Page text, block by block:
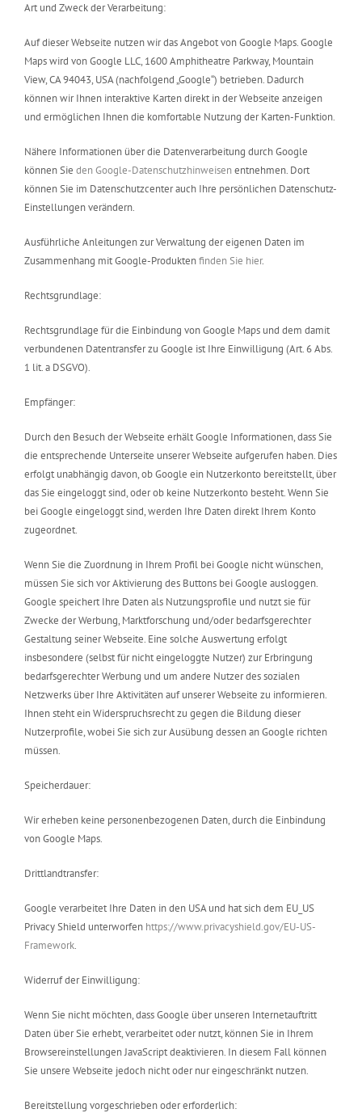
Art und Zweck der Verarbeitung:
Auf dieser Webseite nutzen wir das Angebot von Google Maps. Google
Maps wird von Google LLC, 1600 Amphitheatre Parkway, Mountain
View, CA 94043, USA (nachfolgend „Google“) betrieben. Dadurch
können wir Ihnen interaktive Karten direkt in der Webseite anzeigen
und ermöglichen Ihnen die komfortable Nutzung der Karten-Funktion.
Nähere Informationen über die Datenverarbeitung durch Google
können Sie den Google-Datenschutzhinweisenentnehmen. Dort
können Sie im Datenschutzcenter auch Ihre persönlichen Datenschutz-
Einstellungen verändern.
Ausführliche Anleitungen zur Verwaltung der eigenen Daten im
Zusammenhang mit Google-Produktenfinden Sie hier.
Rechtsgrundlage:
Rechtsgrundlage für die Einbindung von Google Maps und dem damit
verbundenen Datentransfer zu Google ist Ihre Einwilligung (Art. 6 Abs.
1 lit. a DSGVO).
Empfänger:
Durch den Besuch der Webseite erhält Google Informationen, dass Sie
die entsprechende Unterseite unserer Webseite aufgerufen haben. Dies
erfolgt unabhängig davon, ob Google ein Nutzerkonto bereitstellt, über
das Sie eingeloggt sind, oder ob keine Nutzerkonto besteht. Wenn Sie
bei Google eingeloggt sind, werden Ihre Daten direkt Ihrem Konto
zugeordnet.
Wenn Sie die Zuordnung in Ihrem Profil bei Google nicht wünschen,
müssen Sie sich vor Aktivierung des Buttons bei Google ausloggen.
Google speichert Ihre Daten als Nutzungsprofile und nutzt sie für
Zwecke der Werbung, Marktforschung und/oder bedarfsgerechter
Gestaltung seiner Webseite. Eine solche Auswertung erfolgt
insbesondere (selbst für nicht eingeloggte Nutzer) zur Erbringung
bedarfsgerechter Werbung und um andere Nutzer des sozialen
Netzwerks über Ihre Aktivitäten auf unserer Webseite zu informieren.
Ihnen steht ein Widerspruchsrecht zu gegen die Bildung dieser
Nutzerprofile, wobei Sie sich zur Ausübung dessen an Google richten
müssen.
Speicherdauer:
Wir erheben keine personenbezogenen Daten, durch die Einbindung
von Google Maps.
Drittlandtransfer:
Google verarbeitet Ihre Daten in den USA und hat sich dem EU_US
Privacy Shield unterworfen https://www.privacyshield.gov/EU-US-
Framework.
Widerruf der Einwilligung:
Wenn Sie nicht möchten, dass Google über unseren Internetauftritt
Daten über Sie erhebt, verarbeitet oder nutzt, können Sie in Ihrem
Browsereinstellungen JavaScript deaktivieren. In diesem Fall können
Sie unsere Webseite jedoch nicht oder nur eingeschränkt nutzen.
Bereitstellung vorgeschrieben oder erforderlich: